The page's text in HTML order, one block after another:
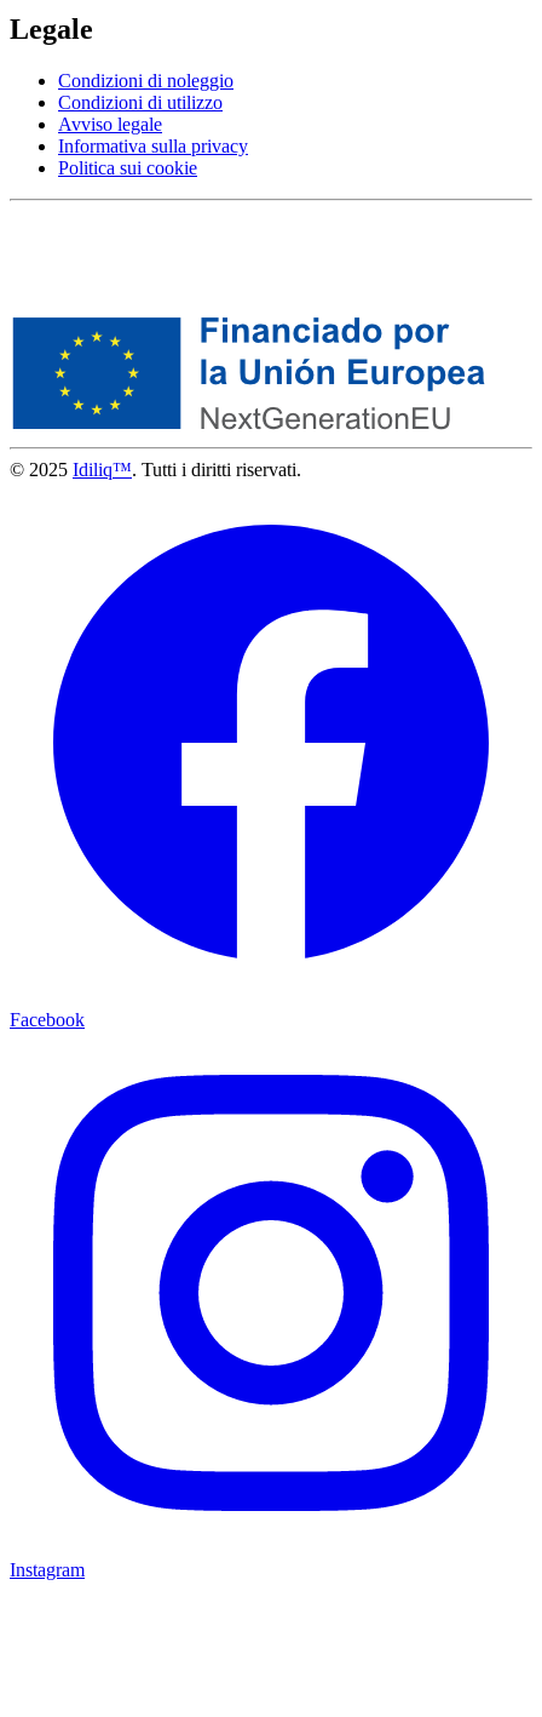
Legale
Condizioni di noleggio
Condizioni di utilizzo
Avviso legale
Informativa sulla privacy
Politica sui cookie
© 2025 Idiliq™. Tutti i diritti riservati.
Facebook
Instagram